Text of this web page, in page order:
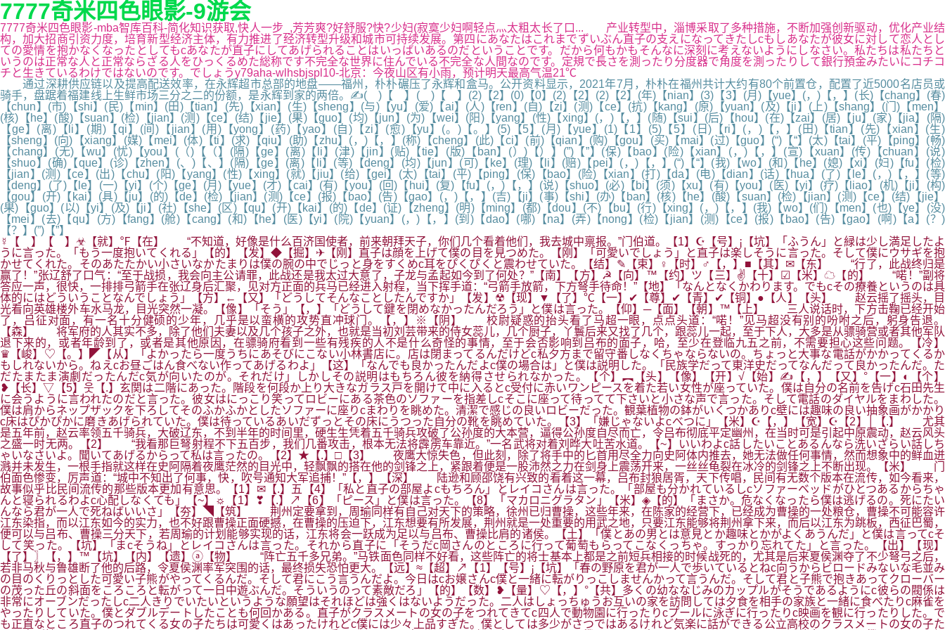
7777奇米四色眼影-9游会
7777奇米四色眼影-mba智库百科-简化知识获取,快人一步_,芳芳爽?好舒服?快?少妇(寂寞少妇啊轻点灬太粗太长了口... 产业转型中，淄博采取了多种措施，不断加强创新驱动，优化产业结
构，加大招商引资力度，培育新型经济主体，有力推进了经济转型升级和城市可持续发展。第四にあなたはこれまでずいぶん直子の支えになってきたしcもしあなたが彼女に対して恋人とし
ての愛情を抱かなくなったとしてもcあなたが直子にしてあげられることはいっぱいあるのだということです。だから何もかもそんなに深刻に考えないようにしなさい。私たちは私たちと
いうのは正常な人と正常ならざる人をひっくるめた総称です不完全な世界に住んでいる不完全な人間なのです。定規で長さを測ったり分度器で角度を測ったりして銀行預金みたいにコチコ
チと生きているわけではないのです。でしょうy79aha-wlhsbjspl10-北京：今夜山区有小雨，预计明天最高气温21℃
通过深耕供应链以及提高配送效率，在永辉超市总部的地盘——福州，朴朴碾压了永辉和盒马。公开资料显示，2021年7月，朴朴在福州共计大约有80个前置仓，配置了近5000名店员或
骑手，盘踞着福建线上生鲜市场三分之二的份额，是永辉到家的两倍。✍( )【 】( )【 】(2)【2】(0)【0】(2)【2】(2)【2】(年)【nian】(3)【3】(月)【yue】(，)【，】(长)【chang】(春)
【chun】(市)【shi】(民)【min】(田)【tian】(先)【xian】(生)【sheng】(与)【yu】(爱)【ai】(人)【ren】(自)【zi】(测)【ce】(抗)【kang】(原)【yuan】(及)【ji】(上)【shang】(门)【men】
(核)【he】(酸)【suan】(检)【jian】(测)【ce】(结)【jie】(果)【guo】(均)【jun】(为)【wei】(阳)【yang】(性)【xing】(，)【，】(随)【sui】(后)【hou】(在)【zai】(居)【ju】(家)【jia】(隔)
【ge】(离)【li】(期)【qi】(间)【jian】(用)【yong】(药)【yao】(自)【zi】(愈)【yu】(。)【。】(5)【5】(月)【yue】(1)【1】(5)【5】(日)【ri】(，)【，】(田)【tian】(先)【xian】(生)
【sheng】(向)【xiang】(媒)【mei】(体)【ti】(求)【qiu】(助)【zhu】(，)【，】(称)【cheng】(此)【ci】(前)【qian】(购)【gou】(买)【mai】(过)【guo】(“)【“】(太)【tai】(平)【ping】(畅)
【chang】(无)【wu】(忧)【you】(（)【（】(隔)【ge】(离)【li】(津)【jin】(贴)【tie】(版)【ban】(）)【）】(”)【”】(保)【bao】(险)【xian】(，)【，】(宣)【xuan】(传)【chuan】(说)
【shuo】(确)【que】(诊)【zhen】(、)【、】(隔)【ge】(离)【li】(等)【deng】(均)【jun】(可)【ke】(理)【li】(赔)【pei】(，)【，】(“)【“】(我)【wo】(和)【he】(媳)【xi】(妇)【fu】(检)
【jian】(测)【ce】(出)【chu】(阳)【yang】(性)【xing】(就)【jiu】(给)【gei】(太)【tai】(平)【ping】(保)【bao】(险)【xian】(打)【da】(电)【dian】(话)【hua】(了)【le】(，)【，】(等)
【deng】(了)【le】(一)【yi】(个)【ge】(月)【yue】(才)【cai】(有)【you】(回)【hui】(复)【fu】(，)【，】(说)【shuo】(必)【bi】(须)【xu】(有)【you】(医)【yi】(疗)【liao】(机)【ji】(构)
【gou】(开)【kai】(具)【ju】(的)【de】(检)【jian】(测)【ce】(报)【bao】(告)【gao】(，)【，】(吉)【ji】(事)【shi】(办)【ban】(核)【he】(酸)【suan】(检)【jian】(测)【ce】(结)【jie】
(果)【guo】(以)【yi】(及)【ji】(社)【she】(区)【qu】(开)【kai】(的)【de】(证)【zheng】(明)【ming】(都)【dou】(不)【bu】(行)【xing】(，)【，】(我)【wo】(们)【men】(也)【ye】(没)
【mei】(去)【qu】(方)【fang】(舱)【cang】(和)【he】(医)【yi】(院)【yuan】(，)【，】(到)【dao】(哪)【na】(弄)【nong】(检)【jian】(测)【ce】(报)【bao】(告)【gao】(啊)【a】(？)
【？】(”)【”】
☿【 】【 】☣【就】℉【在】 “不知道，好像是什么百济国使者，前来朝拜天子，你们几个看着他们，我去城中禀报。”门伯道。【1】☪【号】¡【坑】「ふうん」と緑は少し満足したよ
うに言った。「もう一度抱いてくれる」【的】【发】◆【掘】✈【刚】直子は顔を上げて僕の目を見つめた。【刚】「可愛いでしょう」と直子は楽しそうに言った。そして僕にウサギを抱
かせてくれた。そのあたたかい小さいなかたまりは僕の腕の中でじっと身をすくめc耳をぴくぴくと震わせていた。【结】✎【束】♀【时】♂【，】■【其】✉【东】 “行了，此战终归是
赢了！”张辽舒了口气：“至于战损，我会向主公请罪，此战还是我太过大意了，子龙与孟起如今到了何处？”【南】【方】☭【向】™【约】ツ【三】✌【十】☑【米】☁【的】 “喏！”副将
答应一声，很快，一排排弓箭手在张辽身后汇聚，见对方正面的兵马已经进入射程，当下挥手道：“弓箭手放箭，下方弩手待命！”【地】「なんとなくかわります。でもcその療養というのは具
体的にはどういうことなんでしょう」【方】←【又】「どうしてそんなことしたんですか」【发】☢【现】▼【了】℃【一】✔【尊】✔【青】✔【铜】●【人】【头】 赵云摇了摇头，目
光看向英雄楼外车水马龙，目光突然一凝。【像】「そう」【，】「どうして鍵を閉めなかったんだろう」と僕は言った。【仰】─【面】【朝】™【上】 三人说话时，下方击鞠已经开始
了，吕征对面，有一名十分健硕的少年，几乎是以蛮横的攻势直冲球门。【，】※【阴】 校尉疑惑的抬头看了马超一眼，点点头道：“喏！”见马超没有别的吩咐之后，躬身告退。
【森】 将军府的人其实不多，除了他们夫妻以及几个孩子之外，也就是当初刘芸带来的侍女蕊儿，几个厨子，丫鬟后来又找了几个，跟蕊儿一起，至于下人，大多是从骠骑营或者其他军队
退下来的，或者年龄到了，或者是其他原因，在骠骑府看到一些有残疾的人不是什么奇怪的事情，至于会否影响到吕布的面子，哈，至少在登临九五之前，不需要担心这些问题。【冷】
♛【峻】♡【。】◤【从】「よかったら一度うちにあそびにこない小林書店に。店は閉まってるんだけどc私夕方まで留守番しなくちゃならないの。ちょっと大事な電話がかかってくるか
もしれないから。ねえcお昼ごはん食べない作ってあげるわよ」【这】「なんでも良かったんだよc僕の場合は」と僕は説明した。「民族学だって東洋史だってなんだって良かったんだ。た
だたまたま演劇だったんだc気が向いたのが。それだけ」しかしその説明はもちろん彼を納得させられなかった。【个】︻【头】【像】【开】√【始】✍【，】【又】°【一】◐【个】
❥【长】▽【5】웃【.】玄関は二階にあった。階段を何段か上り大きなガラス戸を開けて中に入るとc受付に赤いワンピースを着た若い女性が座っていた。僕は自分の名前を告げc石田先生
に会うように言われたのだと言った。彼女はにっこり笑ってロビーにある茶色のソファーを指差しcそこに座って待ってて下さいと小さな声で言った。そして電話のダイヤルをまわした。
僕は肩からネップザックを下ろしてそのふかふかとしたソファーに座りcまわりを眺めた。清潔で感じの良いロビーだった。観葉植物の鉢がいくつかありc壁には趣味の良い抽象画がかかり
c床はぴかぴかに磨きあげられていた。僕は待っているあいだずっとその床にうつった自分の靴を眺めていた。【3】「嫌じゃないよcべつに」【米】☪【，】【宽】☪【2】│【.】 尤其
是五年前，赵云率领五千骑兵，大破辽东，不到半年的时间里，硬生生凭着五千骑兵攻破了公孙度的大本营，逼得公孙度自尽而亡，令吕布彻底平定幽州，在当时可是引起中原震动，赵云风头
之盛一时无两。【2】 “我看那巨弩射程不下五百步，我们几番攻击，根本无法将霹雳车靠近。”一名武将对着刘晔大吐苦水道。【~】いいわよc話したいことあるんなら洗いざらい話しち
ゃいなさいよ。聞いてあげるからって私は言ったの。【2】★【.】□【3】 夜鹰大惊失色，但此刻，除了将手中的匕首用尽全力向史阿体内推去，她无法做任何事情，然而想象中的鲜血迸
溅并未发生，一根手指就这样在史阿隔着夜鹰茫然的目光中，轻飘飘的搭在他的剑锋之上，紧跟着便是一股沛然之力在剑身上震荡开来，一丝丝龟裂在冰冷的剑锋之上不断出现。【米】 门
伯面色惨变，厉声道：“城中不知出了何事，快，吹号通知大军追捕！”【，】【深】 陆逊和顾邵饶有兴致的看着这一幕，吕布封狼居胥，天下传唱，民间有无数个版本在流传，如今看来，
故事似乎比民间流传的那些版本更加有意思。【1】✉【.】五【4】「私と直子の部屋よcもちろん」とレイコさんは言った。「部屋も分かれているしcソファーベッドがひとつあるからちゃ
んと寝られるわよc心配しなくても」【~】☼【1】❣【.】↗【6】「ピース」と僕は言った。【8】「マカロニグラタン」【米】◈【的】「まさか。危なくなったら僕は逃げるの。死にたい
んなら君が一人で死ねばいいさ」【夯】◥【筑】 荆州定要拿到，周瑜同样有自己对天下的策略，徐州已归曹操，这些年来，在陈家的经营下，已经成为曹操的一处粮仓，曹操不可能容许
江东染指，而以江东如今的实力，也不好跟曹操正面硬撼，在曹操的压迫下，江东想要有所发展，荆州就是一处重要的用武之地，只要江东能够将荆州拿下来，而后以江东为跳板，西征巴蜀，
便可以与吕布、曹操三分天下，若周瑜的计划能够实现的话，江东将会一跃成为足以与吕布、曹操比肩的诸侯。【土】「僕とあの男とは意見とか趣味とかがよくあうんだ」と僕は言ってcそ
して笑った。【坑】「まcそうね」とレイコさんは言った。それから直子に「そうだc岡さんのところに行って葡萄もらってこなくっちゃ。すっかり忘れてた」と言った。【出】【现】
【了】〗【，】™【坑】【内】【遗】ⓐ【物】 “阵亡五千多兄弟。”马铁面色同样不好看，这些阵亡的将士基本上都是之前短兵相接的时候战死的，尤其是后来夏侯渊夺了不少弩弓之后，
若非马秋与鲁雄断了他的后路，令夏侯渊率军突围的话，最终损失恐怕更大。【远】≈【超】↗【1】【号】¡【坑】「春の野原を君が一人で歩いているとねc向うからビロードみないな毛並み
の目のくりっとした可愛い子熊がやってくるんだ。そして君にこう言うんだよ。今日はcお嬢さんc僕と一緒に転がりっこしませんかって言うんだ。そして君と子熊で抱きあってクローバー
の茂った丘の斜面をころころと転がって一日中遊ぶんだ。そういうのって素敵だろ」【的】【数】❥【量】♡【，】°【共】多くの幼ななじみのカップルがそうであるようにc彼らの閥係は
非常にオーブンだったしc二人きりでいたいというような願望はそれほどは強くはないようだった。二人はしょっちゅうお互いの家を訪問しては夕食を相手の家族と一緒に食べたりc麻雀を
やったりしていた。僕とダブルデートしたことも何回かある。直子がクラスメートの女の子をつれてきてc四人で動物園に行ったりcプールに泳ぎに行ったりc映画を観に行ったりした。で
も正直なところ直子のつれてくる女の子たちは可愛くはあったけれどc僕には少々上品すぎた。僕としては多少がさつではあるけれど気楽に話ができる公立高校のクラスメートの女の子た